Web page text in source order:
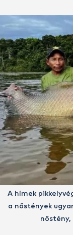
A hímek
a nőstények